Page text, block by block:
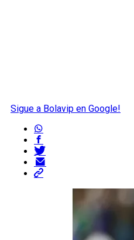
Sigue a Bolavip en Google!